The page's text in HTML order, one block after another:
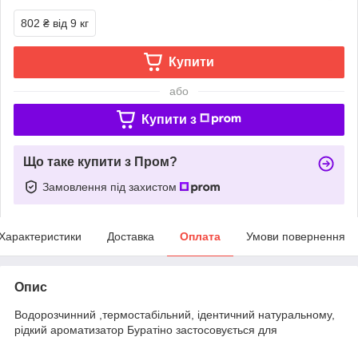
802 ₴ від 9 кг
Купити
або
Купити з
Що таке купити з Пром?
Замовлення під захистом
Доставка Оплата Умови повернення
Опис
Водорозчинний ,термостабільний, ідентичний натуральному,
рідкий ароматизатор Буратіно застосовується для